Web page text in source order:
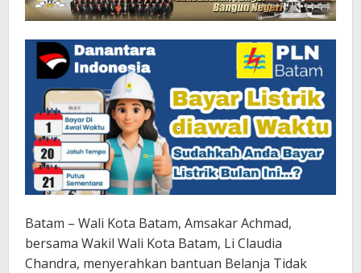
Batam – Wali Kota Batam, Amsakar Achmad,
bersama Wakil Wali Kota Batam, Li Claudia
Chandra, menyerahkan bantuan Belanja Tidak